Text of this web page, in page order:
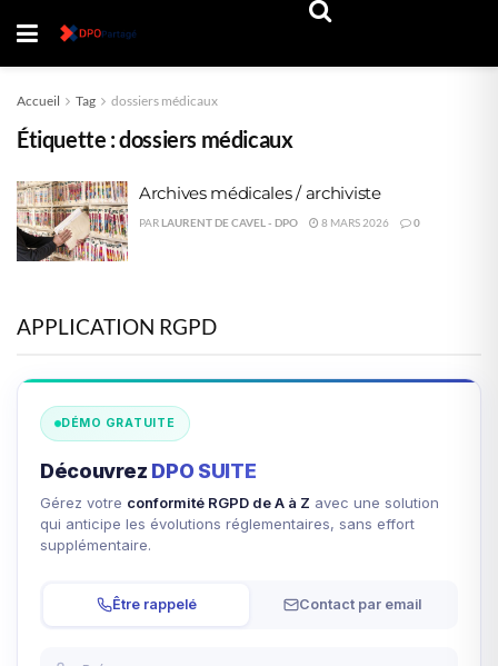
Accueil Tag dossiers médicaux
Étiquette :dossiers médicaux
Archives médicales / archiviste
PARLAURENT DE CAVEL - DPO 8 MARS 2026 0
APPLICATION RGPD
DÉMO GRATUITE
Découvrez DPO SUITE
Gérez votre conformité RGPD de A à Z avec une solution
qui anticipe les évolutions réglementaires, sans effort
supplémentaire.
Être rappelé Contact par email